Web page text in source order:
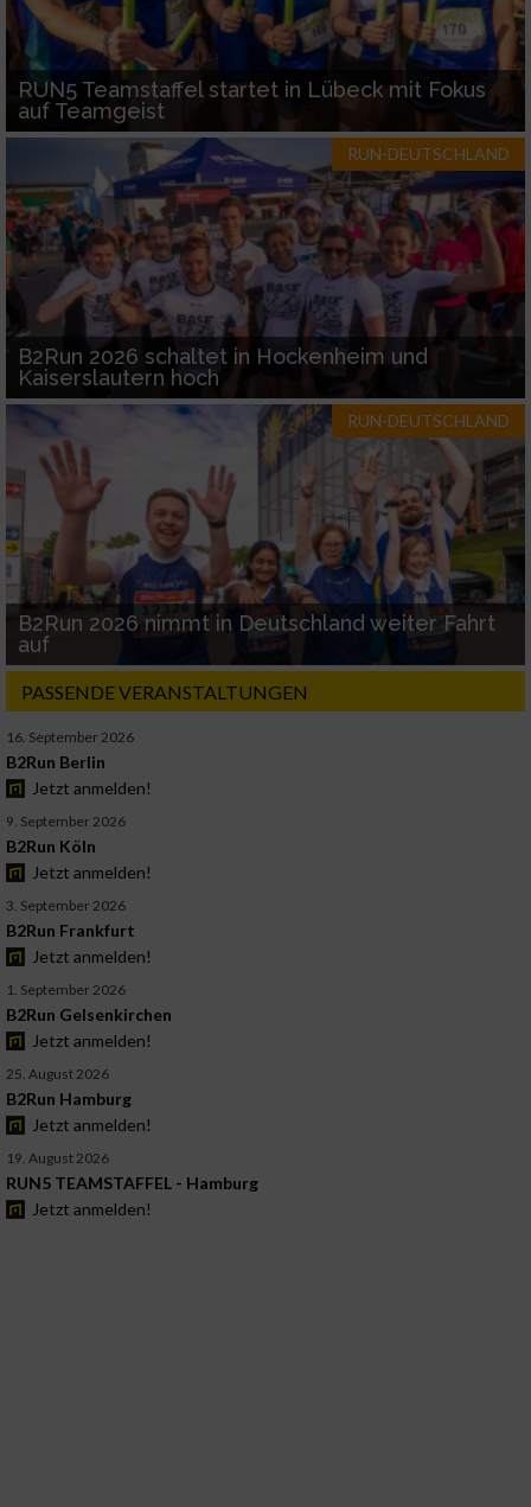
RUN5 Teamstaffel startet in Lübeck mit Fokus
auf Teamgeist
RUN-DEUTSCHLAND
B2Run 2026 schaltet in Hockenheim und
Kaiserslautern hoch
RUN-DEUTSCHLAND
B2Run 2026 nimmt in Deutschland weiter Fahrt
auf
PASSENDE VERANSTALTUNGEN
16. September 2026
B2Run Berlin
Jetzt anmelden!
9. September 2026
B2Run Köln
Jetzt anmelden!
3. September 2026
B2Run Frankfurt
Jetzt anmelden!
1. September 2026
B2Run Gelsenkirchen
Jetzt anmelden!
25. August 2026
B2Run Hamburg
Jetzt anmelden!
19. August 2026
RUN5 TEAMSTAFFEL - Hamburg
Jetzt anmelden!